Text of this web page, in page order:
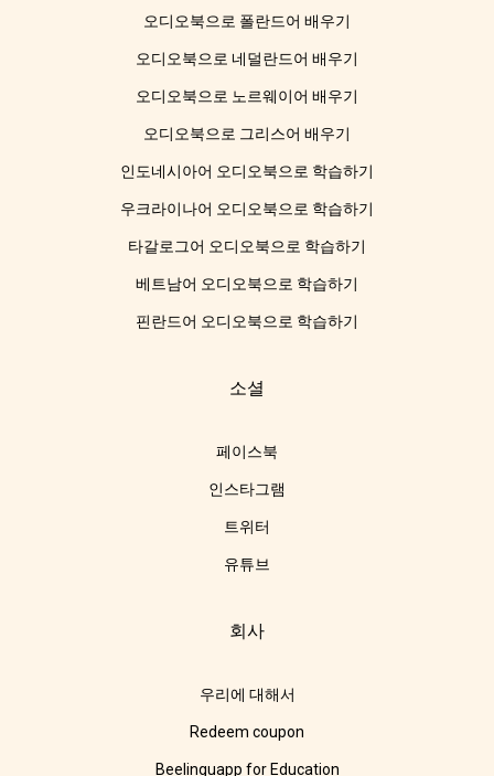
오디오북으로 폴란드어 배우기
오디오북으로 네덜란드어 배우기
오디오북으로 노르웨이어 배우기
오디오북으로 그리스어 배우기
인도네시아어 오디오북으로 학습하기
우크라이나어 오디오북으로 학습하기
타갈로그어 오디오북으로 학습하기
베트남어 오디오북으로 학습하기
핀란드어 오디오북으로 학습하기
소셜
페이스북
인스타그램
트위터
유튜브
회사
우리에 대해서
Redeem coupon
Beelinguapp for Education